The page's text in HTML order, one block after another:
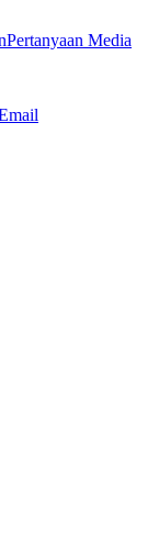
Pertanyaan Media